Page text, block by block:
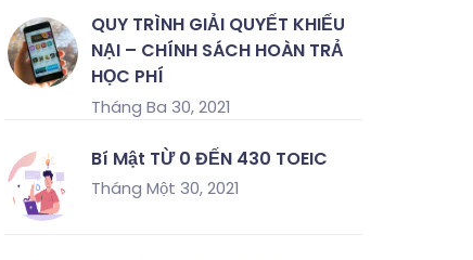
QUY TRÌNH GIẢI QUYẾT KHIẾU
NẠI – CHÍNH SÁCH HOÀN TRẢ
HỌC PHÍ
Tháng Ba 30, 2021
Bí Mật TỪ 0 ĐẾN 430 TOEIC
Tháng Một 30, 2021